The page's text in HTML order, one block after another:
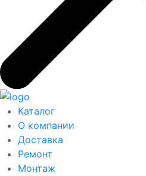
Каталог
О компании
Доставка
Ремонт
Монтаж